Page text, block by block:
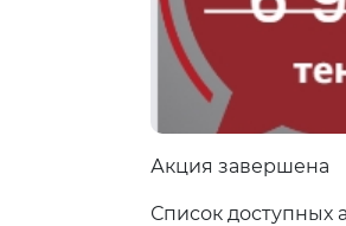
Акция завершена
Список доступных